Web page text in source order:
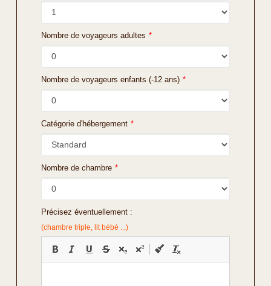
Nombre de voyageurs adultes *
Nombre de voyageurs enfants (-12 ans) *
Catégorie d'hébergement *
Nombre de chambre *
Précisez éventuellement :
(chambre triple, lit bébé ...)